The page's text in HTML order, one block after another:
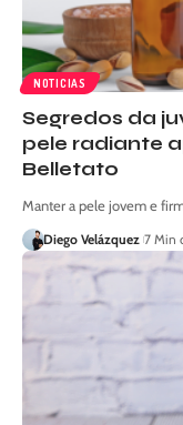
NOTICIAS
Segredos da
pele radiante
Belletato
Manter a pele jovem e
Diego Velázquez 7 Min